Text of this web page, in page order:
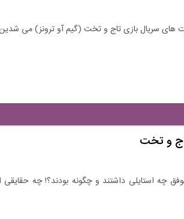
های سریال بازی تاج و تخت (گیم آو ترونز) می
و تخت
چه استایلی داشتند و چگونه بودند؟! چه حقایقی